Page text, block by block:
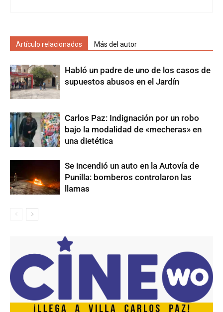
Artículo relacionados Más del autor
Habló un padre de uno de los casos de
supuestos abusos en el Jardín
Carlos Paz: Indignación por un robo
bajo la modalidad de «mecheras» en
una dietética
Se incendió un auto en la Autovía de
Punilla: bomberos controlaron las
llamas